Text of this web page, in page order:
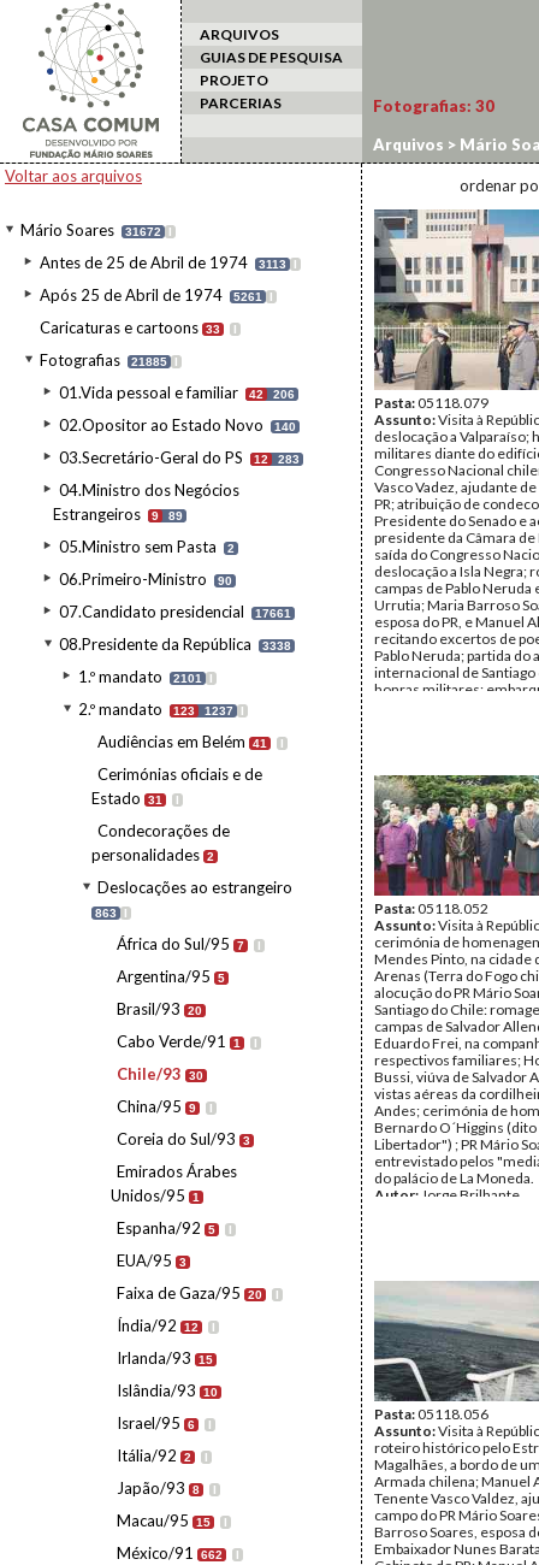
ARQUIVOS
GUIAS DE PESQUISA
PROJETO
PARCERIAS
Voltar aos arquivos
Mário Soares 31672 I
Antes de 25 de Abril de 1974 3113 I
Após 25 de Abril de 1974 5261 I
Caricaturas e cartoons 33 I
Fotografias 21885 I
01.Vida pessoal e familiar 42 206
02.Opositor ao Estado Novo 140
03.Secretário-Geral do PS 12 283
04.Ministro dos Negócios
Estrangeiros
9 89
05.Ministro sem Pasta 2
06.Primeiro-Ministro 90
07.Candidato presidencial 17661
08.Presidente da República 3338
1.º mandato 2101 I
2.º mandato 123 1237 I
Audiências em Belém 41 I
Cerimónias oficiais e de
Estado
31 I
Condecorações de
personalidades 2
Deslocações ao estrangeiro
863 I
África do Sul/95 7 I
Argentina/95 5
Brasil/93 20
Cabo Verde/91 1 I
Chile/93 30
China/95 9 I
Coreia do Sul/93 3
Emirados Árabes
Unidos/95
1
Espanha/92 5 I
EUA/95 3
Faixa de Gaza/95 20 I
Índia/92 12 I
Irlanda/93 15
Islândia/93 10
Israel/95 6 I
Itália/92 2 I
Japão/93 8 I
Macau/95 15 I
México/91 662 I
Fotografias: 30
Arquivos > Mário
estrangeiro>Chile/
ordenar
Pasta:05118.079
Assunto:Visita à
deslocação a Valparaíso;
militares diante do
Congresso Nacional
Vasco Vadez, ajudante
PR; atribuição de
Presidente do Senado e
presidente da Câmara de
saída do Congresso
deslocação a Isla Negra;
campas de Pablo Neruda
Urrutia; Maria Barroso
esposa do PR, e Manuel
recitando excertos de
Pablo Neruda; partida do
internacional de Santiago
honras militares;
Cimeira Ibero-
Autor:Jorge Brilhante
Fundo:AMS - Arquivo
Tipo Documental:
Página(s):
36
Pasta:05118.052
Assunto:Visita à
cerimónia de
Mendes Pinto, na cidade
Arenas (Terra do Fogo
alocução do PR Mário
Santiago do Chile:
campas de Salvador
Eduardo Frei, na
respectivos familiares;
Bussi, viúva de Salvador
vistas aéreas da
Andes; cerimónia de
Bernardo O´Higgins (dito
Libertador") ; PR Mário
entrevistado pelos
do palácio de La Moneda.
Autor: Jorge Brilhante
Página(s):32
Pasta:05118.056
Assunto:Visita à
roteiro histórico pelo
Magalhães, a bordo de
Armada chilena; Manuel
Tenente Vasco Valdez,
campo do PR Mário
Barroso Soares, esposa
Embaixador Nunes